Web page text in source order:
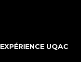
EXPÉRIENCE UQAC